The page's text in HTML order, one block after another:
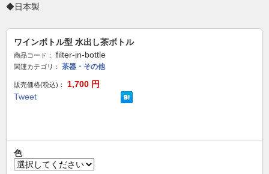
◆日本製
ワインボトル型 水出し茶ボトル
商品コード： filter-in-bottle
関連カテゴリ： 茶器・その他
販売価格(税込)： 1,700 円
Tweet
色